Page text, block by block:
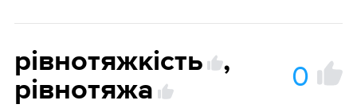
рівнотяжкість
,
рівнотяжа
0